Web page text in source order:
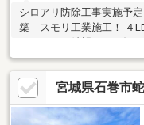
シロアリ防除工事実施予
築 スモリ工業施工！ ４
準シロアリ防除工事、ク
点検●水回りシステムキッ
交換、洗面化粧台交換●内
災警報器設置、照明器具
除工事施工後5年間保証
宮城県石巻市